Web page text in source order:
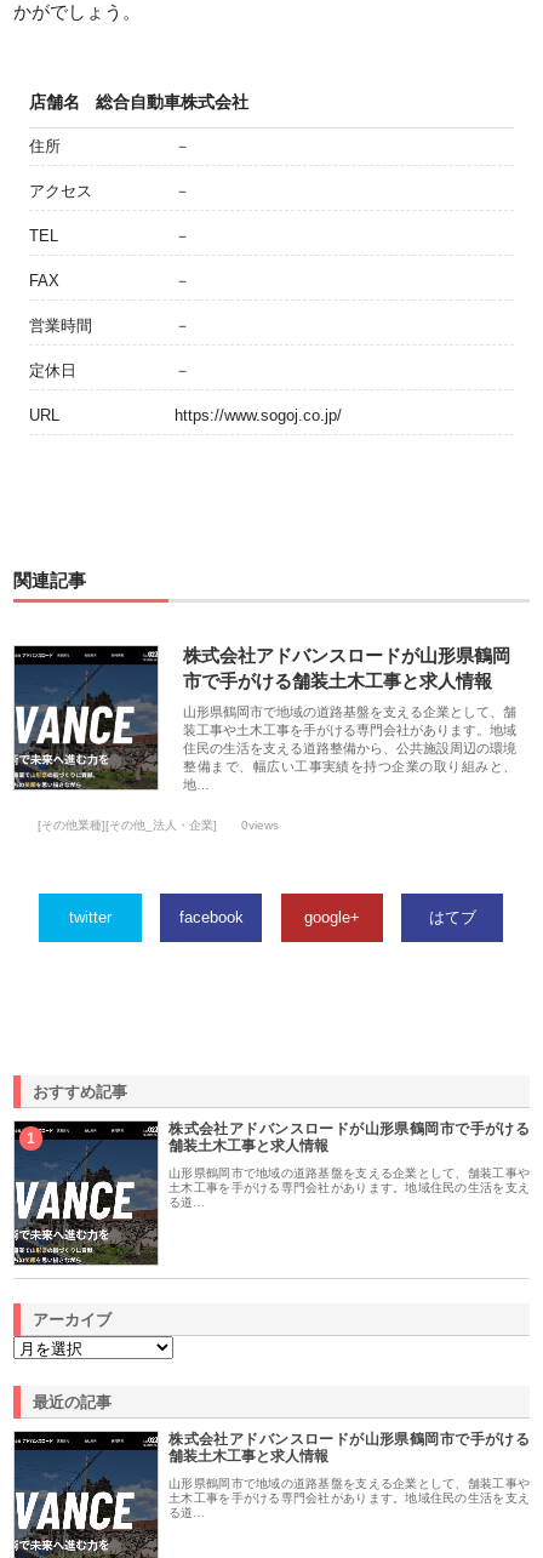
かがでしょう。
店舗名 総合自動車株式会社
住所 －
アクセス －
TEL －
FAX －
営業時間 －
定休日 －
URL https://www.sogoj.co.jp/
関連記事
株式会社アドバンスロードが山形県鶴岡
市で手がける舗装土木工事と求人情報
山形県鶴岡市で地域の道路基盤を支える企業として、舗
装工事や土木工事を手がける専門会社があります。地域
住民の生活を支える道路整備から、公共施設周辺の環境
整備まで、幅広い工事実績を持つ企業の取り組みと、
地…
[その他業種][その他_法人・企業] 0views
twitter facebook google+ はてブ
おすすめ記事
1
株式会社アドバンスロードが山形県鶴岡市で手がける
舗装土木工事と求人情報
山形県鶴岡市で地域の道路基盤を支える企業として、舗装工事や
土木工事を手がける専門会社があります。地域住民の生活を支え
る道…
アーカイブ
最近の記事
株式会社アドバンスロードが山形県鶴岡市で手がける
舗装土木工事と求人情報
山形県鶴岡市で地域の道路基盤を支える企業として、舗装工事や
土木工事を手がける専門会社があります。地域住民の生活を支え
る道…